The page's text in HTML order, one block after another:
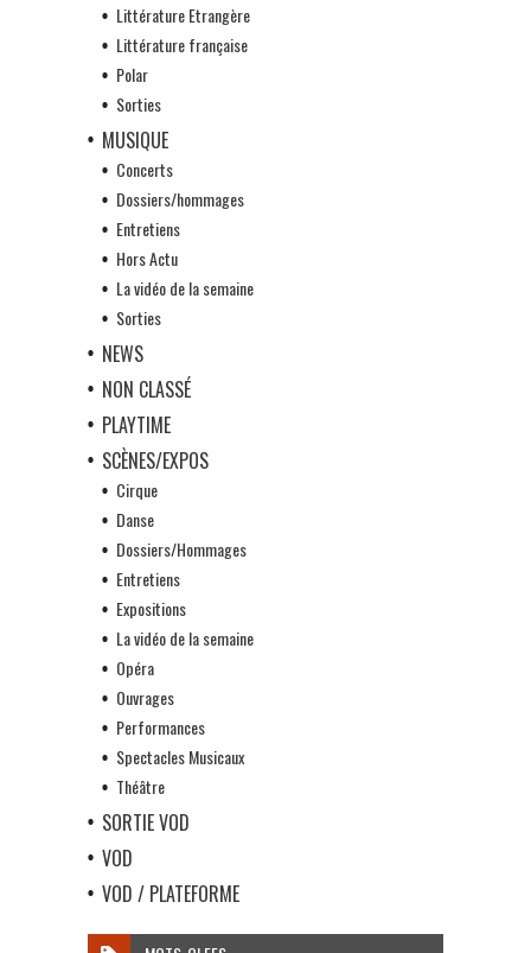
Littérature Etrangère
Littérature française
Polar
Sorties
MUSIQUE
Concerts
Dossiers/hommages
Entretiens
Hors Actu
La vidéo de la semaine
Sorties
NEWS
NON CLASSÉ
PLAYTIME
SCÈNES/EXPOS
Cirque
Danse
Dossiers/Hommages
Entretiens
Expositions
La vidéo de la semaine
Opéra
Ouvrages
Performances
Spectacles Musicaux
Théâtre
SORTIE VOD
VOD
VOD / PLATEFORME